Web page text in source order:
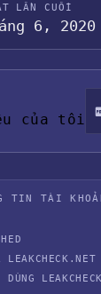
LẦN CUỐI
6, 2020
của tôi
TIN TÀI
LEAKCHECK.NET
DÙNG